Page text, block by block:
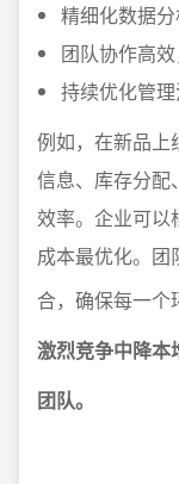
精细化数据
团队协作高
持续优化管理
例如，在新品上
信息、库存分配
效率。企业可
成本最优化。
合，确保每一个
激烈竞争中降本
团队。